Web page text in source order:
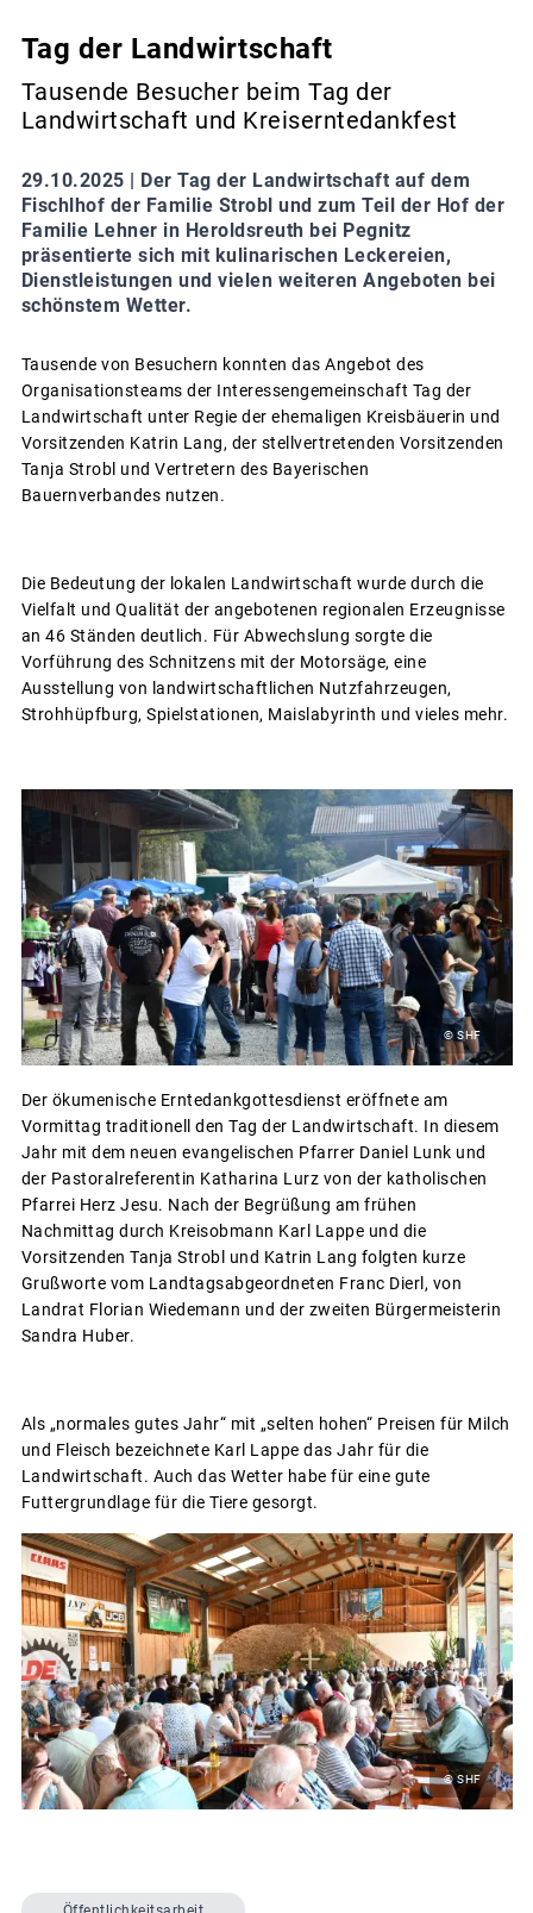
Tag der Landwirtschaft
Tausende Besucher beim Tag der
Landwirtschaft und Kreiserntedankfest
29.10.2025 |
Der Tag der Landwirtschaft auf dem
Fischlhof der Familie Strobl und zum Teil der Hof der
Familie Lehner in Heroldsreuth bei Pegnitz
präsentierte sich mit kulinarischen Leckereien,
Dienstleistungen und vielen weiteren Angeboten bei
schönstem Wetter.
Tausende von Besuchern konnten das Angebot des
Organisationsteams der Interessengemeinschaft Tag der
Landwirtschaft unter Regie der ehemaligen Kreisbäuerin und
Vorsitzenden Katrin Lang, der stellvertretenden Vorsitzenden
Tanja Strobl und Vertretern des Bayerischen
Bauernverbandes nutzen.
Die Bedeutung der lokalen Landwirtschaft wurde durch die
Vielfalt und Qualität der angebotenen regionalen Erzeugnisse
an 46 Ständen deutlich. Für Abwechslung sorgte die
Vorführung des Schnitzens mit der Motorsäge, eine
Ausstellung von landwirtschaftlichen Nutzfahrzeugen,
Strohhüpfburg, Spielstationen, Maislabyrinth und vieles mehr.
© SHF
Der ökumenische Erntedankgottesdienst eröffnete am
Vormittag traditionell den Tag der Landwirtschaft. In diesem
Jahr mit dem neuen evangelischen Pfarrer Daniel Lunk und
der Pastoralreferentin Katharina Lurz von der katholischen
Pfarrei Herz Jesu. Nach der Begrüßung am frühen
Nachmittag durch Kreisobmann Karl Lappe und die
Vorsitzenden Tanja Strobl und Katrin Lang folgten kurze
Grußworte vom Landtagsabgeordneten Franc Dierl, von
Landrat Florian Wiedemann und der zweiten Bürgermeisterin
Sandra Huber.
Als „normales gutes Jahr“ mit „selten hohen“ Preisen für Milch
und Fleisch bezeichnete Karl Lappe das Jahr für die
Landwirtschaft. Auch das Wetter habe für eine gute
Futtergrundlage für die Tiere gesorgt.
© SHF